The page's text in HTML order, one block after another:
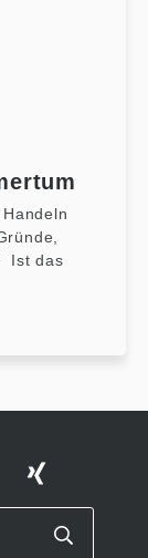
Ist das